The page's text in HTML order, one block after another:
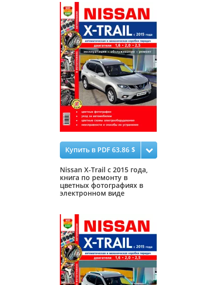
Купить в PDF 63.86 $
Nissan X-Trail с 2015 года,
книга по ремонту в
цветных фотографиях в
электронном виде